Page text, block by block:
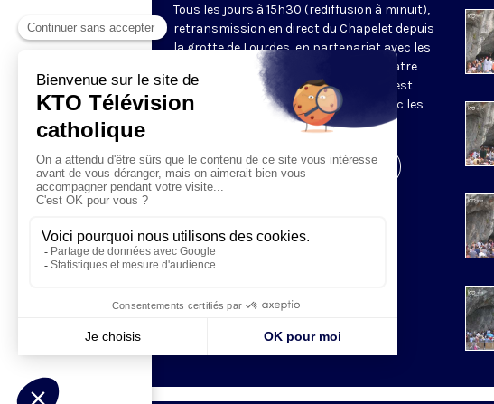
Tous les jours à 15h30 (rediffusion à minuit),
retransmission en direct du Chapelet depuis
la grotte de Lourdes, en partenariat avec les
Sanctuaires. Chaque jour, l'une des quatre
méditations des mystères du Rosaire est
proposée en communion de prière avec les
Visiter la page de l'émission